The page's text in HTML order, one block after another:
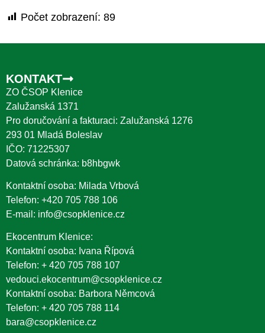
Počet zobrazení: 89
KONTAKT
ZO ČSOP Klenice
Zalužanská 1371
Pro doručování a fakturaci: Zalužanská 1276
293 01 Mladá Boleslav
IČO: 71225307
Datová schránka: b8hbgwk
Kontaktní osoba: Milada Vrbová
Telefon: +420 705 788 106
E-mail: info@csopklenice.cz
Ekocentrum Klenice:
Kontaktní osoba: Ivana Řípová
Telefon: + 420 705 788 107
vedouci.ekocentrum@csopklenice.cz
Kontaktní osoba: Barbora Němcová
Telefon: + 420 705 788 114
bara@csopklenice.cz